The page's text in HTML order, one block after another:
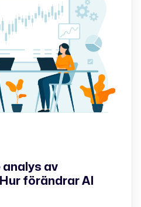
analys av
förändrar AI